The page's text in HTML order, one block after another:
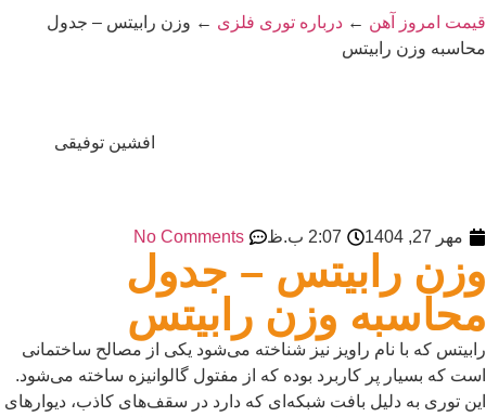
امروز آهن← درباره توری فلزی← وزن رابیتس – جدول
وزن رابیتس
افشین توفیقی
مهر 27, 1404 2:07 ب.ظ No Comments
رابیتس – جدول
وزن رابیتس
که با نام راویز نیز شناخته می‌شود یکی از مصالح ساختمانی
که بسیار پر کاربرد بوده که از مفتول گالوانیزه ساخته می‌شود.
توری به دلیل بافت شبکه‌ای که دارد در سقف‌های کاذب، دیوارهای